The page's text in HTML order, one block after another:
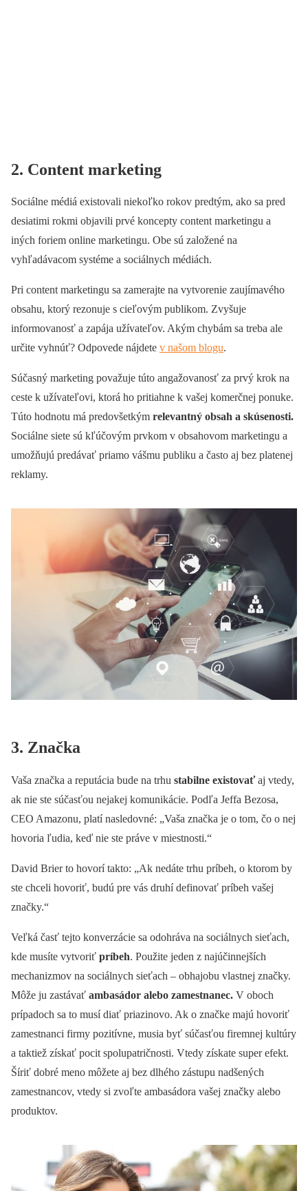
2. Content marketing
Sociálne médiá existovali niekoľko rokov predtým, ako sa pred
desiatimi rokmi objavili prvé koncepty content marketingu a
iných foriem online marketingu. Obe sú založené na
vyhľadávacom systéme a sociálnych médiách.
Pri content marketingu sa zamerajte na vytvorenie zaujímavého
obsahu, ktorý rezonuje s cieľovým publikom. Zvyšuje
informovanosť a zapája užívateľov. Akým chybám sa treba ale
určite vyhnúť? Odpovede nájdete v našom blogu.
Súčasný marketing považuje túto angažovanosť za prvý krok na
ceste k užívateľovi, ktorá ho pritiahne k vašej komerčnej ponuke.
Túto hodnotu má predovšetkým relevantný obsah a skúsenosti.
Sociálne siete sú kľúčovým prvkom v obsahovom marketingu a
umožňujú predávať priamo vášmu publiku a často aj bez platenej
reklamy.
3. Značka
Vaša značka a reputácia bude na trhu stabilne existovaťaj vtedy,
ak nie ste súčasťou nejakej komunikácie. Podľa Jeffa Bezosa,
CEO Amazonu, platí nasledovné: „Vaša značka je o tom, čo o nej
hovoria ľudia, keď nie ste práve v miestnosti.“
David Brier to hovorí takto: „Ak nedáte trhu príbeh, o ktorom by
ste chceli hovoriť, budú pre vás druhí definovať príbeh vašej
značky.“
Veľká časť tejto konverzácie sa odohráva na sociálnych sieťach,
kde musíte vytvoriť príbeh. Použite jeden z najúčinnejších
mechanizmov na sociálnych sieťach – obhajobu vlastnej značky.
Môže ju zastávať ambasádor alebo zamestnanec. V oboch
prípadoch sa to musí diať priazinovo. Ak o značke majú hovoriť
zamestnanci firmy pozitívne, musia byť súčasťou firemnej kultúry
a taktiež získať pocit spolupatričnosti. Vtedy získate super efekt.
Šíriť dobré meno môžete aj bez dlhého zástupu nadšených
zamestnancov, vtedy si zvoľte ambasádora vašej značky alebo
produktov.